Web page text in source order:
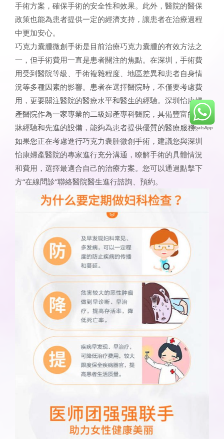
手術方案，確保手術的安全性和效果。此外，醫院的醫保
政策也能為患者提供一定的經濟支持，讓患者在治療過程
中更加安心。
巧克力囊腫微創手術是目前治療巧克力囊腫的有效方法之
一，但手術費用一直是患者關注的焦點。在深圳，手術費
用受到醫院等級、手術複雜程度、地區差異和患者自身情
況等多種因素的影響。患者在選擇醫院時，不僅要考慮費
用，更要關注醫院的醫療水平和醫生的經驗。深圳怡康婦
產醫院作為一家專業的二級婦產專科醫院，具備豐富的臨
牀經驗和先進的設備，能夠為患者提供優質的醫療服務。
如果您正在考慮進行巧克力囊腫微創手術，建議您與深圳
怡康婦產醫院的專家進行充分溝通，瞭解手術的具體情況
和費用，選擇最適合自己的治療方案。您可以通過點擊下
方“在線問診”聯絡醫院醫生進行諮詢、預約。